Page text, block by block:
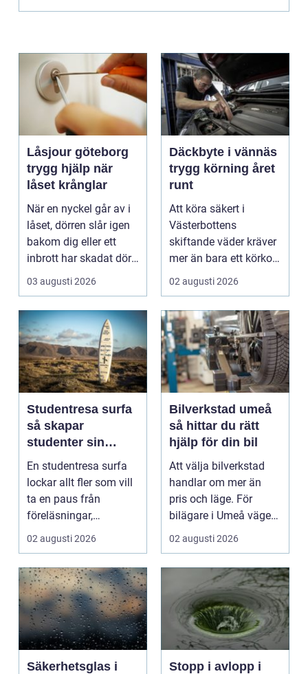
Låsjour göteborg
trygg hjälp när
låset krånglar
När en nyckel går av i
låset, dörren slår igen
bakom dig eller ett
inbrott har skadat dörr
och karm,...
03 augusti 2026
Däckbyte i vännäs
trygg körning året
runt
Att köra säkert i
Västerbottens
skiftande väder kräver
mer än bara ett körkort
och en pålitlig bil. ...
02 augusti 2026
Studentresa surfa
så skapar
studenter sin
ultimata paus från
plugget
En studentresa surfa
lockar allt fler som vill
ta en paus från
föreläsningar,
tentaplugg och sena
02 augusti 2026
Bilverkstad umeå
så hittar du rätt
hjälp för din bil
Att välja bilverkstad
handlar om mer än
pris och läge. För
bilägare i Umeå väger
trygghet, tillgängl...
02 augusti 2026
Säkerhetsglas i
Stopp i avlopp i